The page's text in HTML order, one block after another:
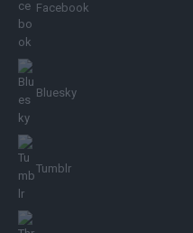
Facebook
Bluesky
Tumblr